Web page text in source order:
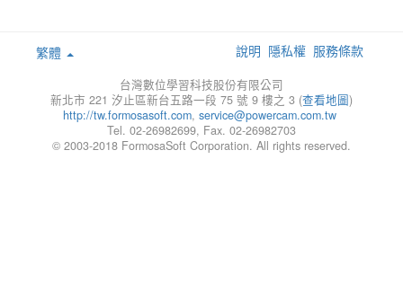
繁體 說明 隱私權 服務條款
台灣數位學習科技股份有限公司
新北市 221 汐止區新台五路一段 75 號 9 樓之 3 (查看地圖)
http://tw.formosasoft.com, service@powercam.com.tw
Tel. 02-26982699, Fax. 02-26982703
© 2003-2018 FormosaSoft Corporation. All rights reserved.